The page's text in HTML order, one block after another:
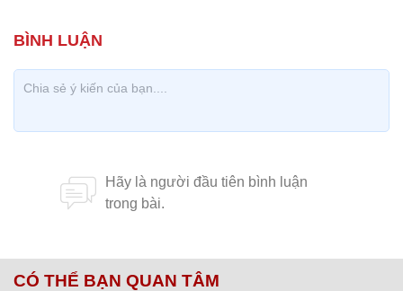
CÓ THỂ BẠN QUAN TÂM